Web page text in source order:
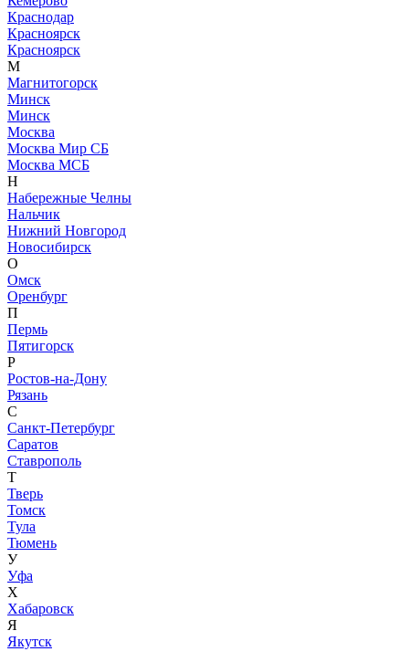
Краснодар
Красноярск
Красноярск
М
Магнитогорск
Минск
Минск
Москва
Москва Мир СБ
Москва МСБ
Н
Набережные Челны
Нальчик
Нижний Новгород
Новосибирск
О
Омск
Оренбург
П
Пермь
Пятигорск
Р
Ростов-на-Дону
Рязань
С
Санкт-Петербург
Саратов
Ставрополь
Т
Тверь
Томск
Тула
Тюмень
У
Уфа
Х
Хабаровск
Я
Якутск